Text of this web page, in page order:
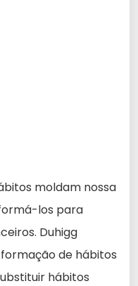
moldam nossa
los para
Duhigg
de hábitos
hábitos